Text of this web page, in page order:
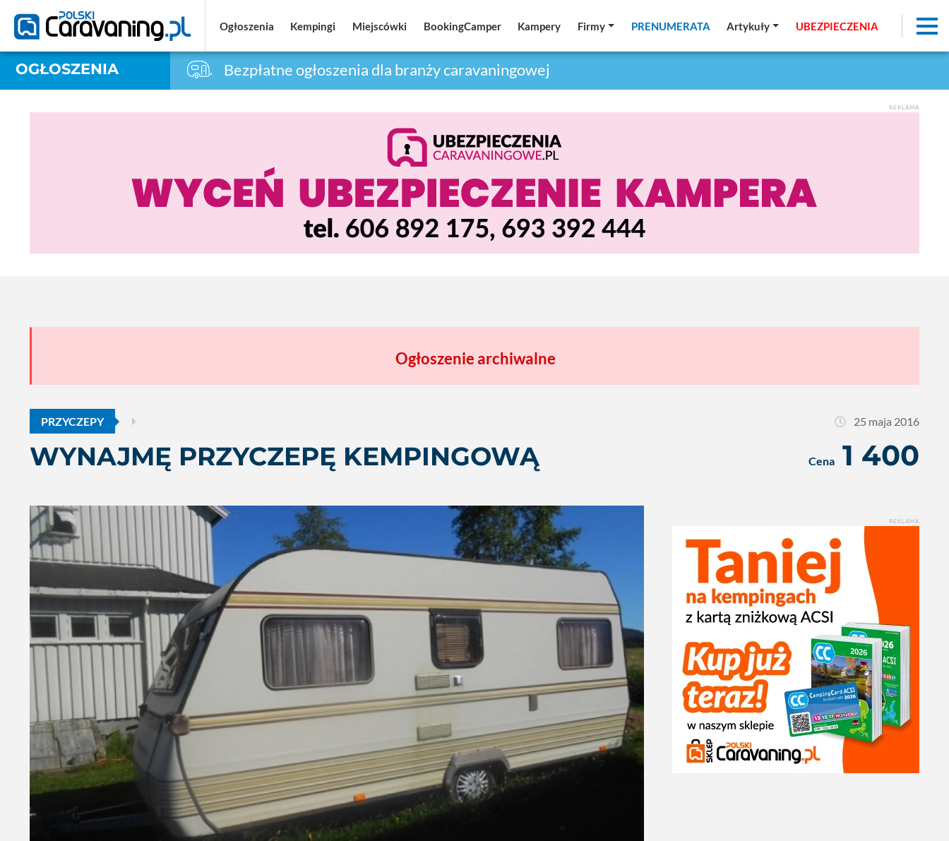
Ogłoszenia Kempingi Miejscówki BookingCamper Kampery Firmy PRENUMERATA Artykuły UBEZPIECZENIA
OGŁOSZENIA Bezpłatne ogłoszenia dla branży caravaningowej
REKLAMA
Ogłoszenie archiwalne
PRZYCZEPY 25 maja 2016
WYNAJMĘ PRZYCZEPĘ KEMPINGOWĄ Cena1 400
REKLAMA
Ogłoszenia Kempingi Miejscówki BookingCamper Kampery Firmy PRENUMERATA Artykuły UBEZPIECZENIA